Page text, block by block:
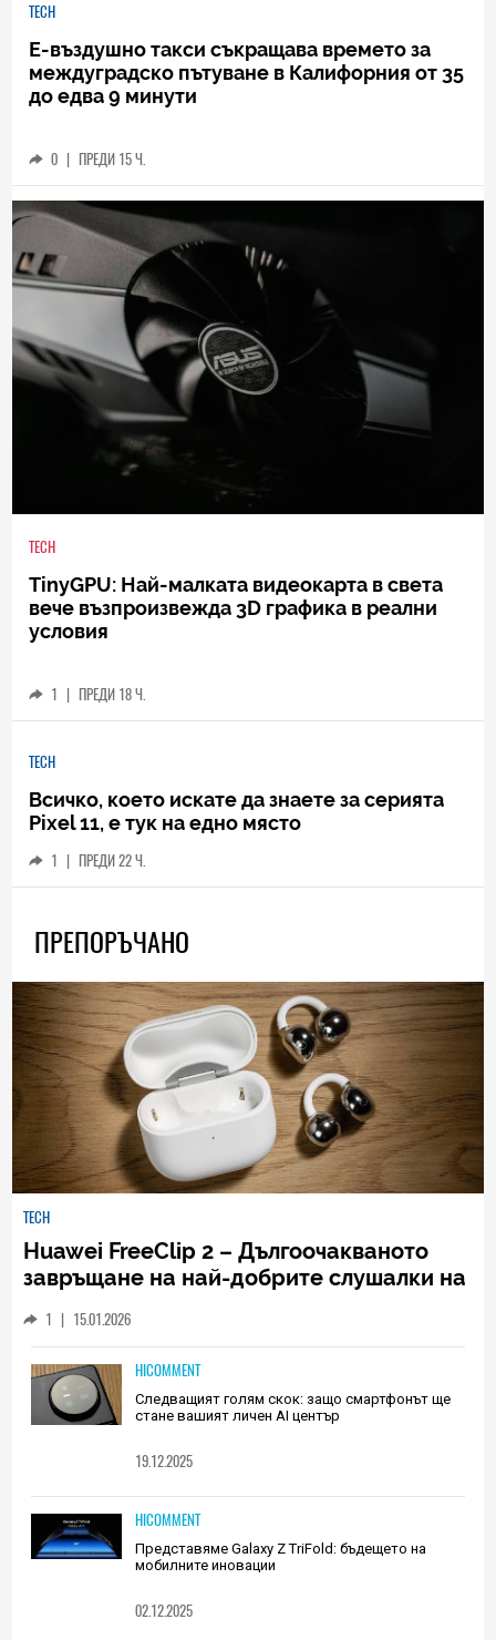
TECH
Е-въздушно такси съкращава времето за
междуградско пътуване в Калифорния от 35
до едва 9 минути
0 | ПРЕДИ 15 Ч.
TECH
TinyGPU: Най-малката видеокарта в света
вече възпроизвежда 3D графика в реални
условия
1 | ПРЕДИ 18 Ч.
TECH
Всичко, което искате да знаете за серията
Pixel 11, е тук на едно място
1 | ПРЕДИ 22 Ч.
ПРЕПОРЪЧАНО
TECH
Huawei FreeClip 2 – Дългоочакваното
завръщане на най-добрите слушалки на
1 | 15.01.2026
HICOMMENT
Следващият голям скок: защо смартфонът ще
стане вашият личен AI център
19.12.2025
HICOMMENT
Представяме Galaxy Z TriFold: бъдещето на
мобилните иновации
02.12.2025